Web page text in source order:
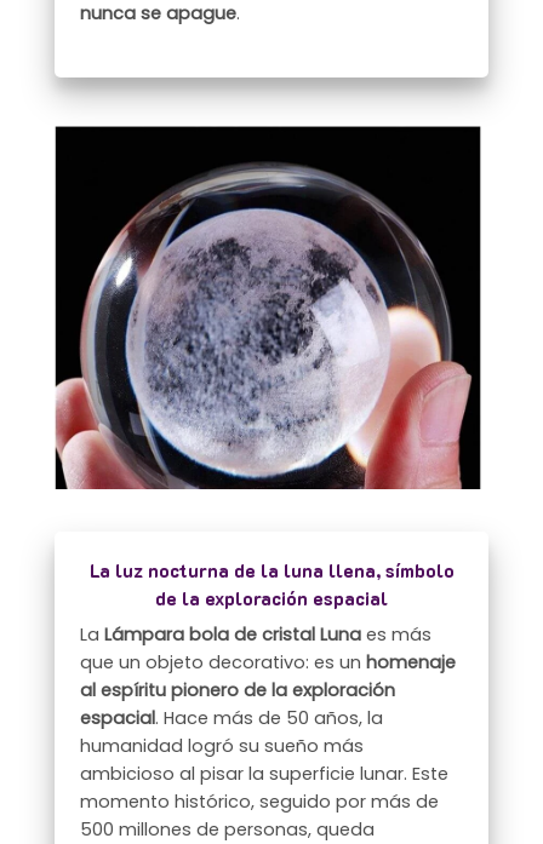
nunca se apague.
La luz nocturna de la luna llena, símbolo
de la exploración espacial
LaLámpara bola de cristal Luna es más
que un objeto decorativo: es unhomenaje
al espíritu pionero de la exploración
espacial. Hace más de 50 años, la
humanidad logró su sueño más
ambicioso al pisar la superficie lunar. Este
momento histórico, seguido por más de
500 millones de personas, queda